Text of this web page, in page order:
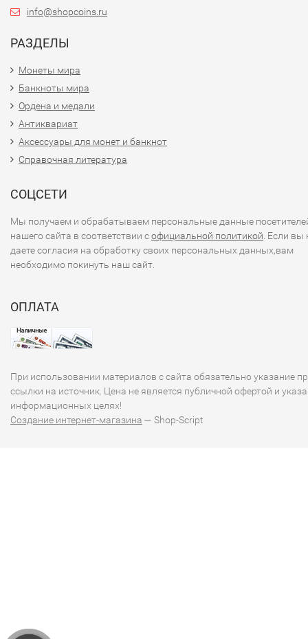
info@shopcoins.ru
РАЗДЕЛЫ
Монеты мира
Банкноты мира
Ордена и медали
Антиквариат
Аксессуары для монет и банкнот
Справочная литература
СОЦСЕТИ
Мы получаем и обрабатываем персональные данные
нашего сайта в соответствии софициальной политикой. Если вы
даете согласия на обработку своих персональных данных,вам
необходимо покинуть наш сайт.
ОПЛАТА
При использовании материалов с сайта обязательно указание
ссылки на источник. Цена не является публичной офертой и
информационных целях!
Создание интернет-магазина — Shop-Script